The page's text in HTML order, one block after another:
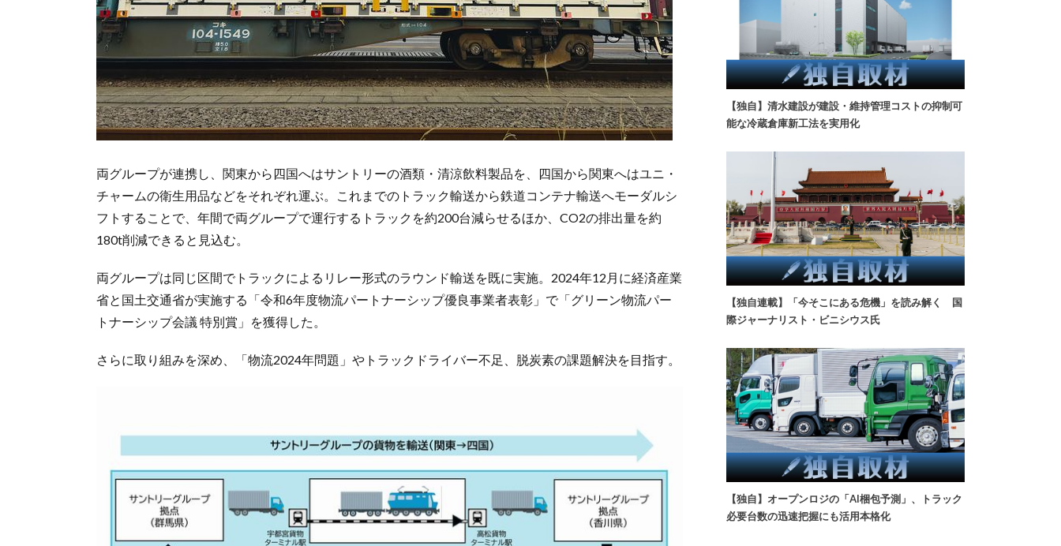
両グループが連携し、関東から四国へはサントリーの酒類・清涼飲料製品を、四国から関東へはユニ・
チャームの衛生用品などをそれぞれ運ぶ。これまでのトラック輸送から鉄道コンテナ輸送へモーダルシ
フトすることで、年間で両グループで運行するトラックを約200台減らせるほか、CO2の排出量を約
180t削減できると見込む。
両グループは同じ区間でトラックによるリレー形式のラウンド輸送を既に実施。2024年12月に経済産業
省と国土交通省が実施する「令和6年度物流パートナーシップ優良事業者表彰」で「グリーン物流パー
トナーシップ会議 特別賞」を獲得した。
さらに取り組みを深め、「物流2024年問題」やトラックドライバー不足、脱炭素の課題解決を目指す。
【独自】清水建設が建設・維持管理コストの抑制可
能な冷蔵倉庫新工法を実用化
【独自連載】「今そこにある危機」を読み解く 国
際ジャーナリスト・ビニシウス氏
【独自】オープンロジの「AI梱包予測」、トラック
必要台数の迅速把握にも活用本格化